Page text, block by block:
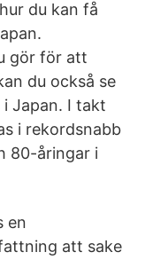
du kan få
gör för att
du också se
Japan. I takt
i rekordsnabb
80-åringar i
en
att sake